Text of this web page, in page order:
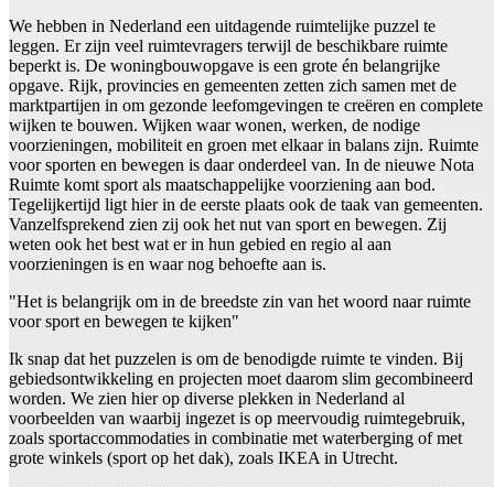
We hebben in Nederland een uitdagende ruimtelijke puzzel te
leggen. Er zijn veel ruimtevragers terwijl de beschikbare ruimte
beperkt is. De woningbouwopgave is een grote én belangrijke
opgave. Rijk, provincies en gemeenten zetten zich samen met de
marktpartijen in om gezonde leefomgevingen te creëren en complete
wijken te bouwen. Wijken waar wonen, werken, de nodige
voorzieningen, mobiliteit en groen met elkaar in balans zijn. Ruimte
voor sporten en bewegen is daar onderdeel van. In de nieuwe Nota
Ruimte komt sport als maatschappelijke voorziening aan bod.
Tegelijkertijd ligt hier in de eerste plaats ook de taak van gemeenten.
Vanzelfsprekend zien zij ook het nut van sport en bewegen. Zij
weten ook het best wat er in hun gebied en regio al aan
voorzieningen is en waar nog behoefte aan is.
"Het is belangrijk om in de breedste zin van het woord naar ruimte
voor sport en bewegen te kijken"
Ik snap dat het puzzelen is om de benodigde ruimte te vinden. Bij
gebiedsontwikkeling en projecten moet daarom slim gecombineerd
worden. We zien hier op diverse plekken in Nederland al
voorbeelden van waarbij ingezet is op meervoudig ruimtegebruik,
zoals sportaccommodaties in combinatie met waterberging of met
grote winkels (sport op het dak), zoals IKEA in Utrecht.